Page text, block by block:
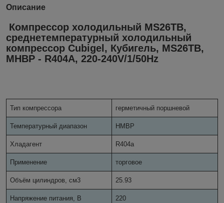
Описание
Компрессор холодильный MS26TB,
среднетемпературный холодильный
компрессор Cubigel, Кубигель, MS26TB,
MHBP - R404A, 220-240V/1/50Hz
Тип компрессора герметичный поршневой
Температурный диапазон HMBP
Хладагент R404a
Применение торговое
Объём цилиндров, см3 25.93
Напряжение питания, В 220